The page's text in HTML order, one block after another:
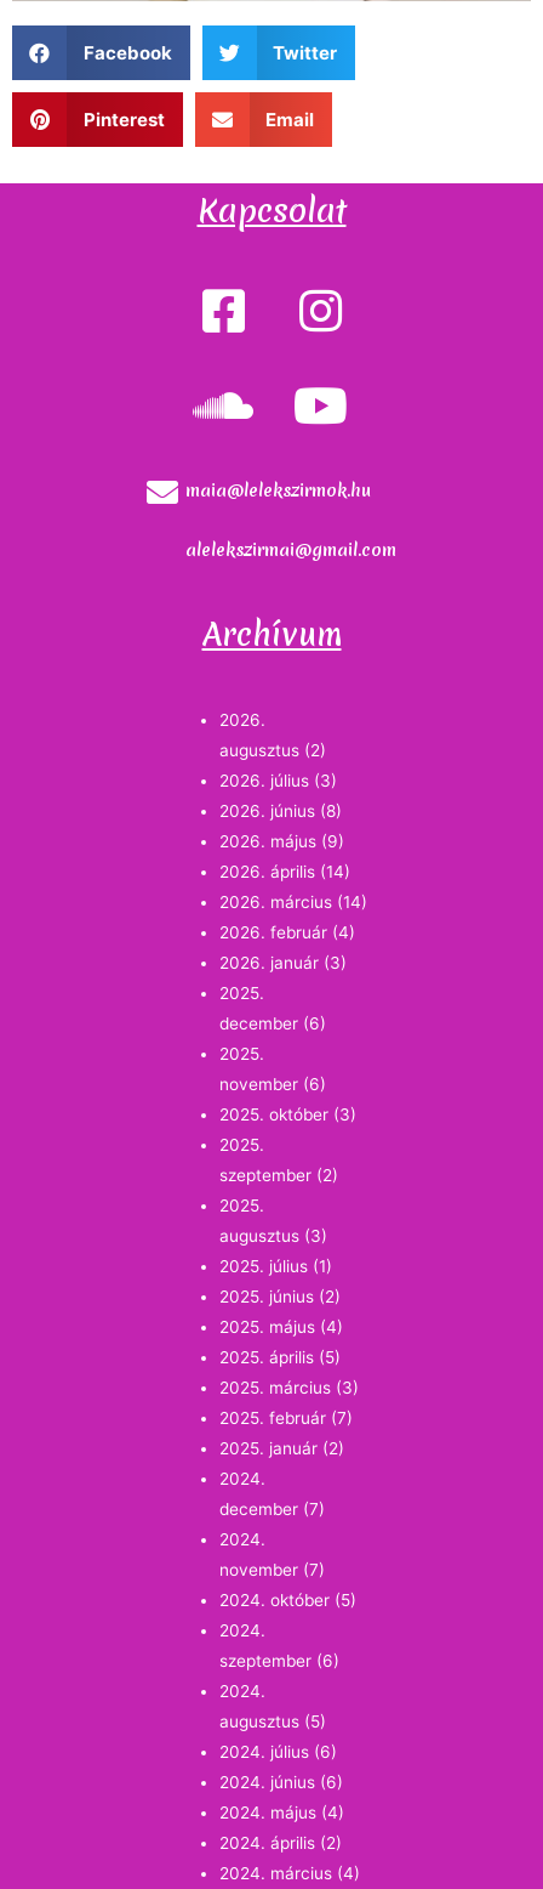
Facebook Twitter
Pinterest Email
Kapcsolat
maia@lelekszirmok.hu
alelekszirmai@gmail.com
Archívum
2026.
augusztus (2)
2026. július (3)
2026. június (8)
2026. május (9)
2026. április (14)
2026. március (14)
2026. február (4)
2026. január (3)
2025.
december (6)
2025.
november (6)
2025. október (3)
2025.
szeptember (2)
2025.
augusztus (3)
2025. július (1)
2025. június (2)
2025. május (4)
2025. április (5)
2025. március (3)
2025. február (7)
2025. január (2)
2024.
december (7)
2024.
november (7)
2024. október (5)
2024.
szeptember (6)
2024.
augusztus (5)
2024. július (6)
2024. június (6)
2024. május (4)
2024. április (2)
2024. március (4)